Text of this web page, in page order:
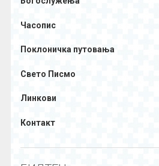
Часопис
Поклоничка путовања
Свето Писмо
Линкови
Контакт